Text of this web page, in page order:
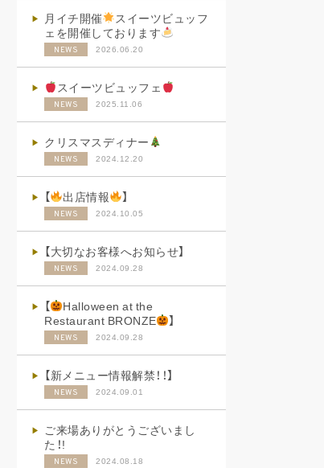
月イチ開催
スイーツビュッフ
ェを開催しております
NEWS 2026.06.20
スイーツビュッフェ
NEWS 2025.11.06
クリスマスディナー
NEWS 2024.12.20
【 出店情報 】
NEWS 2024.10.05
【大切なお客様へお知らせ】
NEWS 2024.09.28
【
Halloween at the
Restaurant BRONZE
】
NEWS 2024.09.28
【新メニュー情報解禁！！】
NEWS 2024.09.01
ご来場ありがとうございまし
た！!
NEWS 2024.08.18